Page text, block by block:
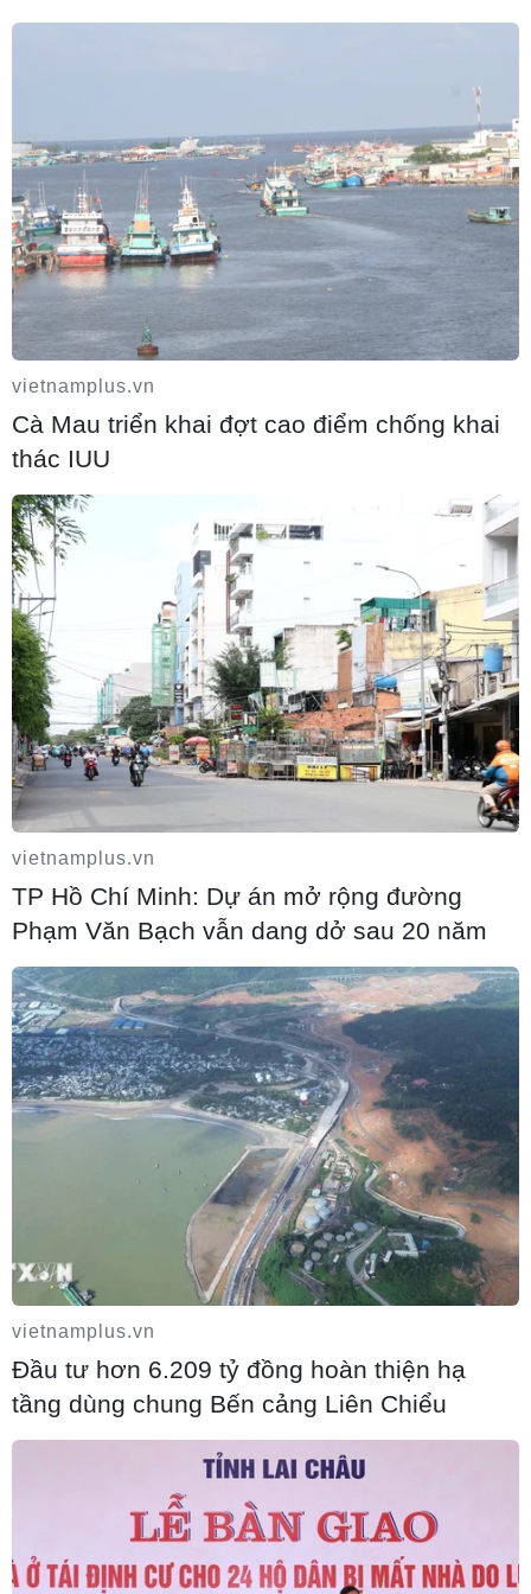
nhiều tuyến giao thông trước mùa mưa
bão
06/08/2026 04:34
Đồng Nai cảnh báo người dân không ném
vật thể vào phương tiện trên cao tốc
06/08/2026 04:24
Tăng tốc giải phóng mặt bằng mở rộng
cao tốc Cam Lộ-La Sơn qua thành phố
Huế
06/08/2026 03:01
Dự án cao tốc Châu Đốc-Cần Thơ-Sóc
Trăng thiếu nguồn vật liệu thi công
tốc đoạn từ Quảng Ngãi-Nha Trang
06/08/2026 02:27
Hà Tĩnh nguy cơ sạt lở trên nhiều tuyến
giao thông trước mùa mưa bão
Xe tải cẩu tông sập cầu Đắk Lung tại
Đồng Nai, hai người thoát nạn
Nhiều chuyến bay tại Đức chuyển hướng
vietnamplus.vn
Cà Mau triển khai đợt cao điểm chống khai
thác IUU
vietnamplus.vn
TP Hồ Chí Minh: Dự án mở rộng đường
Phạm Văn Bạch vẫn dang dở sau 20 năm
vietnamplus.vn
Đầu tư hơn 6.209 tỷ đồng hoàn thiện hạ
tầng dùng chung Bến cảng Liên Chiểu